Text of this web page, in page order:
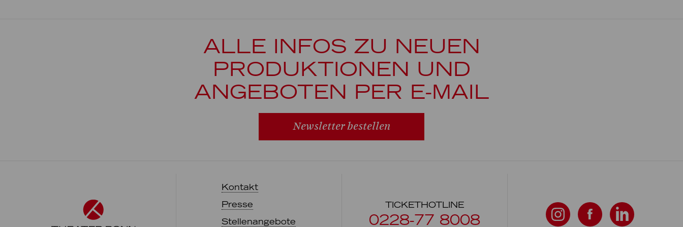
ALLE INFOS ZU NEUEN
PRODUKTIONEN UND
ANGEBOTEN PER E-MAIL
Newsletter bestellen
Kontakt
Presse
Stellenangebote
TICKETHOTLINE
0228-77 8008